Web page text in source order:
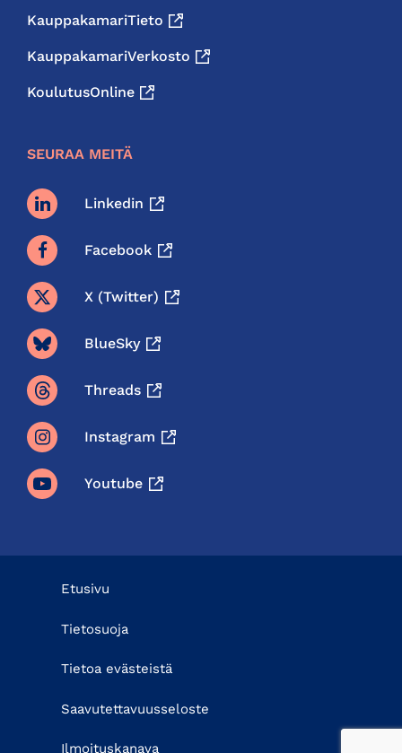
KauppakamariTieto
KauppakamariVerkosto
KoulutusOnline
SEURAA MEITÄ
Linkedin
Facebook
X (twitter)
BlueSky
Threads
Instagram
Youtube
Etusivu
Tietosuoja
Tietoa evästeistä
Saavutettavuusseloste
Ilmoituskanava